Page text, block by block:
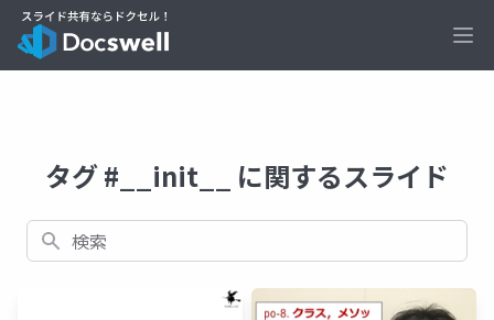
タグ #__init__ に関するスライド
検索